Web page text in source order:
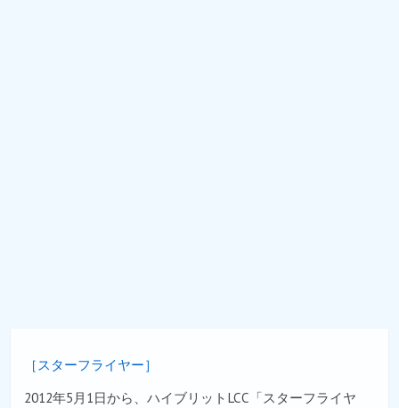
［スターフライヤー］
2012年5月1日から、ハイブリットLCC「スターフライヤ